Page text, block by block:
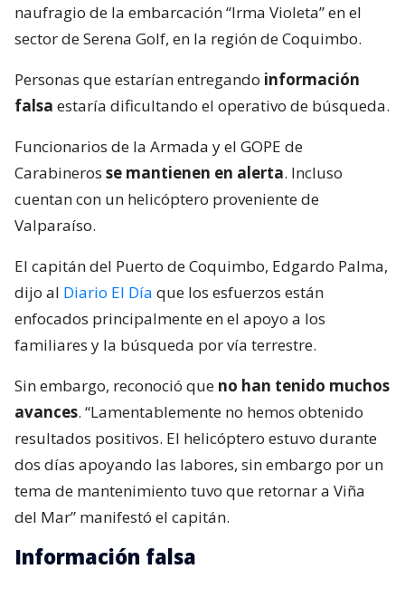
naufragio de la embarcación “Irma Violeta” en el
sector de Serena Golf, en la región de Coquimbo.
Personas que estarían entregando información
falsa estaría dificultando el operativo de búsqueda.
Funcionarios de la Armada y el GOPE de
Carabineros se mantienen en alerta. Incluso
cuentan con un helicóptero proveniente de
Valparaíso.
El capitán del Puerto de Coquimbo, Edgardo Palma,
dijo al Diario El Día que los esfuerzos están
enfocados principalmente en el apoyo a los
familiares y la búsqueda por vía terrestre.
Sin embargo, reconoció que no han tenido muchos
avances. “Lamentablemente no hemos obtenido
resultados positivos. El helicóptero estuvo durante
dos días apoyando las labores, sin embargo por un
tema de mantenimiento tuvo que retornar a Viña
del Mar” manifestó el capitán.
Información falsa